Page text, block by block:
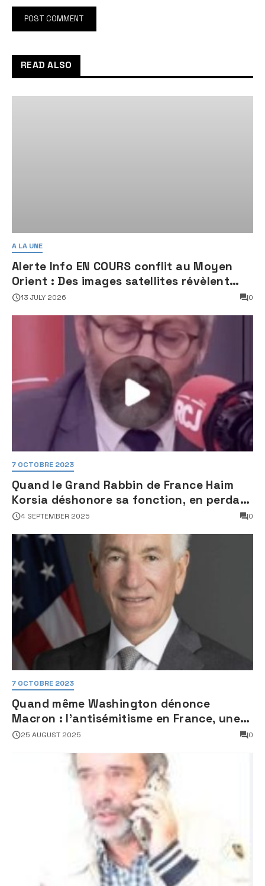
READ ALSO
A LA UNE
Alerte Info EN COURS conflit au Moyen
Orient : Des images satellites révèlent
une activité jugée « inquiétante » sur
13 JULY 2026 0
7 OCTOBRE 2023
Quand le Grand Rabbin de France Haim
Korsia déshonore sa fonction, en perdant
son sang froid
4 SEPTEMBER 2025 0
7 OCTOBRE 2023
Quand même Washington dénonce
Macron : l’antisémitisme en France, une
faillite d’État
25 AUGUST 2025 0